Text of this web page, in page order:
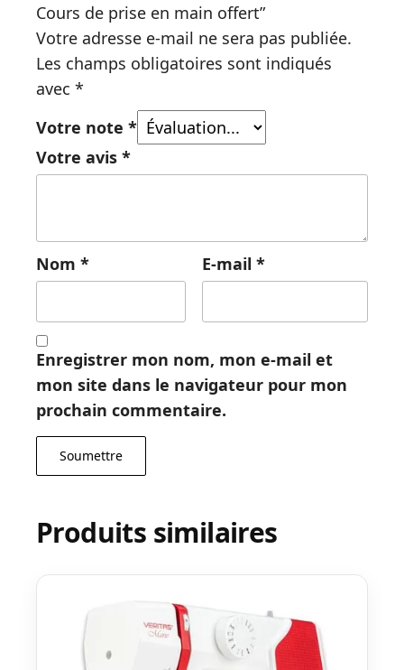
Cours de prise en main offert”
Votre adresse e-mail ne sera pas publiée.
Les champs obligatoires sont indiqués
avec *
Votre note *
Votre avis *
Nom * E-mail *
Enregistrer mon nom, mon e-mail et
mon site dans le navigateur pour mon
prochain commentaire.
Produits similaires